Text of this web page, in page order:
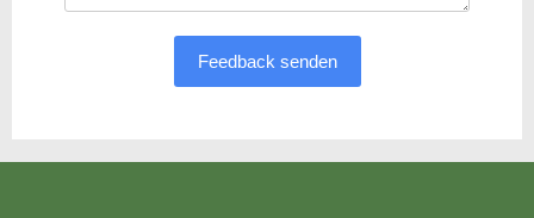
Feedback senden